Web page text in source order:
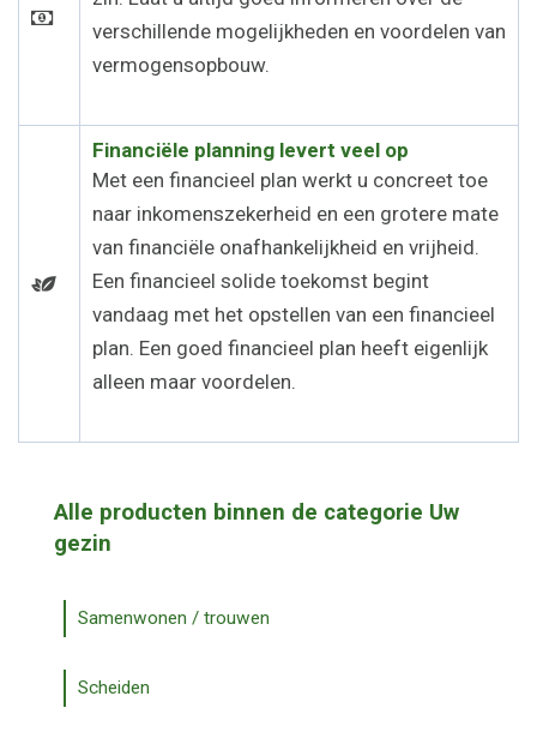
verschillende mogelijkheden en voordelen van
vermogensopbouw.
Financiële planning levert veel op
Met een financieel plan werkt u concreet toe
naar inkomenszekerheid en een grotere mate
van financiële onafhankelijkheid en vrijheid.
Een financieel solide toekomst begint
vandaag met het opstellen van een financieel
plan. Een goed financieel plan heeft eigenlijk
alleen maar voordelen.
Alle producten binnen de categorie Uw
gezin
Samenwonen / trouwen
Scheiden